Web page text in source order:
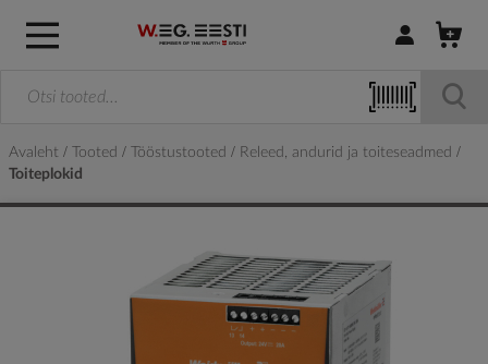
Logi sisse /
Avaleht Tooted Tööstustooted
Releed, andurid ja toiteseadmed
Toiteplokid